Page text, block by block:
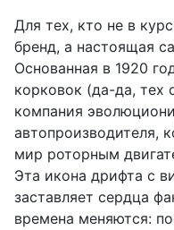
Для тех, кто не в
бренд, а настоящая
Основанная в 1920
корковок (да-да, тех
компания
автопроизводителя,
мир роторным
Эта икона дрифта с
заставляет сердца
времена меняются: